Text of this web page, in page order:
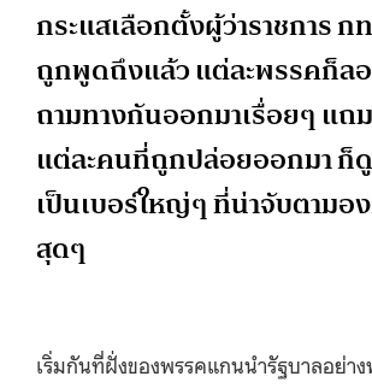
กระแสเลือกตั้งผู้ว่าราชการ ก
ถูกพูดถึงแล้ว แต่ละพรรคก็ล
ถามทางกันออกมาเรื่อยๆ แถ
แต่ละคนที่ถูกปล่อยออกมา ก็
เป็นเบอร์ใหญ่ๆ ที่น่าจับตาม
สุดๆ
เริ่มกันที่ฝั่งของพรรคแกนนำรัฐบาลอย่า